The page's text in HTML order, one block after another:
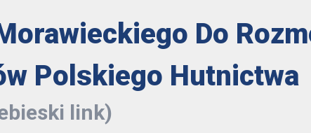
Do
Polskiego Hutnictwa
link)